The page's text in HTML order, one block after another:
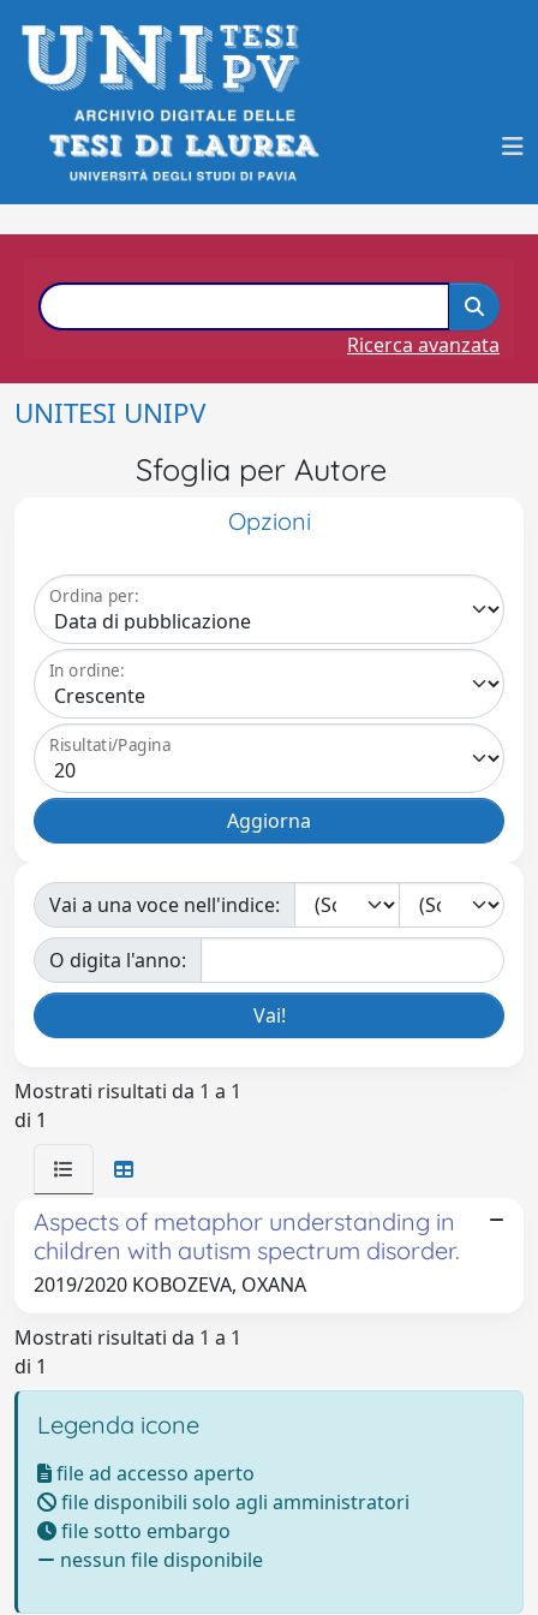
Ricerca avanzata
UNITESI UNIPV
Sfoglia per Autore
Opzioni
Ordina per:
In ordine:
Risultati/Pagina
Vai a una voce nell'indice:
O digita l'anno:
Mostrati risultati da 1 a 1
di 1
Aspects of metaphor understanding in
children with autism spectrum disorder.
2019/2020 KOBOZEVA, OXANA
Mostrati risultati da 1 a 1
di 1
Legenda icone
file ad accesso aperto
file disponibili solo agli amministratori
file sotto embargo
nessun file disponibile